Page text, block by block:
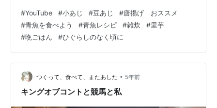
の！！！！ ネギいらんやんってなりました(・ω・) 里芋
の煮っころがしも上手にできて美味しくて、 無限ピーマ
ンはいつも通り最高でした★ 昨日はなんか全体的に優し
いおいしいものばかりで 夫とほこほこしながら晩ごはん
食べてました。 あ、どうも平和ボケお花畑夫婦です。 そ
れでは唐突に読み返し漫…
#YouTube #小あじ #豆あじ #唐揚げ おススメ
#青魚を食べよう #青魚レシピ #雑炊 #里芋
#晩ごはん #ひぐらしのなく頃に
つくって、食べて、またあした • 5年前
キングオブコントと競馬と私